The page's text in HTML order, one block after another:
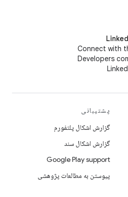
Connect with
Developers
پشتیبانی
گزارش اشکال پلتفورم
گزارش اشکال سند
Google Play support
پیوستن به مطالعات پژوهشی